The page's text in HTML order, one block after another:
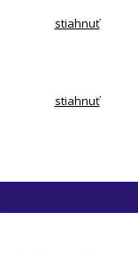
stiahnuť
stiahnuť